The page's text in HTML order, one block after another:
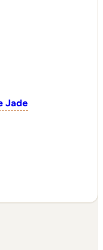
Jade